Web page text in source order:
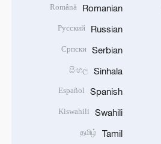
Romanian
Română
Russian
Русский
Serbian
Српски
Sinhala
සිංහල
Spanish
Español
Swahili
Kiswahili
Tamil
தமிழ்